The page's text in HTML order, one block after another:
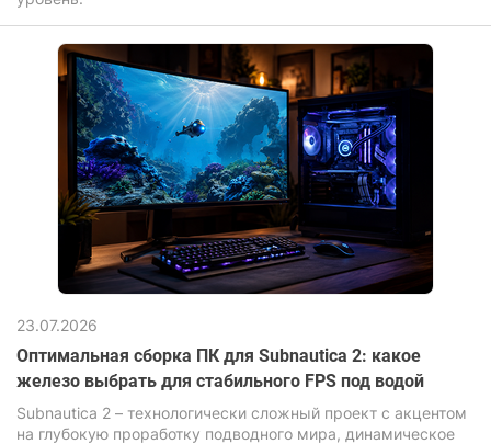
23.07.2026
Оптимальная сборка ПК для Subnautica 2: какое
железо выбрать для стабильного FPS под водой
Subnautica 2 – технологически сложный проект с акцентом
на глубокую проработку подводного мира, динамическое